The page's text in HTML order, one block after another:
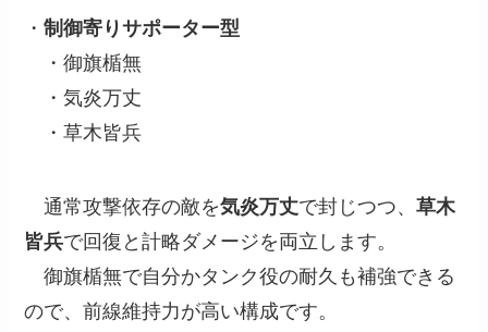
・制御寄りサポーター型
・御旗楯無
・気炎万丈
・草木皆兵
通常攻撃依存の敵を気炎万丈で封じつつ、草木
皆兵で回復と計略ダメージを両立します。
御旗楯無で自分かタンク役の耐久も補強できる
ので、前線維持力が高い構成です。